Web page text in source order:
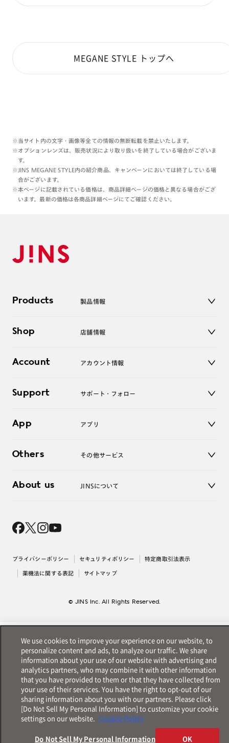
MEGANE STYLE トップへ
※当サイト内の文字・画像等全ての情報の無断転載を禁止いたします。
※オプションレンズは、販売状況により取り扱いを終了している場合がございま
す。
※JINS MEGANE STYLE内の紹介商品、キャンペーンにおいては終了している場
合がございます。
※本ページに記載されている価格は、商品詳細ページの価格と異なる場合がござ
います。最新の価格は各商品詳細ページにてご確認ください。
Products 製品情報
サングラス
コンタクトレンズ
アクセサリー
Shop 店舗情報
オンラインショップ
Account アカウント情報
ログアウト
Support サポート・フォロー
よくあるご質問
お問い合わせ
App アプリ
Others その他サービス
レンズ交換
About us JINSについて
採用情報
出店について
プライバシーポリシー セキュリティポリシー 特定商取引法表示
薬機法に関する表記 サイトマップ
© JINS Inc. All Rights Reserved.
We use cookies to improve your experience on our website, to
personalize content and ads, to analyze our traffic. We share
information about your use of our website with advertising and
analytics partners, who may combine it with other information
that you have provided to them or that they have collected from
your use of their services. You have the right to opt-out of our
sharing information about you with our partners. Please click
[Do Not Sell My Personal Information] to customize your cookie
settings on our website. Cookie Policy
Do Not Sell My Personal Information OK